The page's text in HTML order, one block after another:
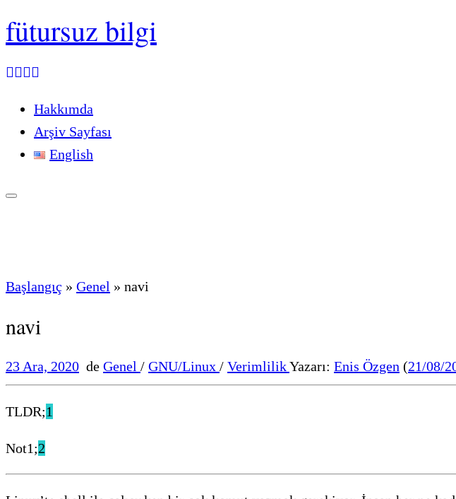
fütursuz bilgi
Hakkımda
Arşiv Sayfası
English
Başlangıç » Genel » navi
navi
23 Ara, 2020 de Genel / GNU/Linux / VerimlilikYazarı: Enis Özgen (21/08/
TLDR;1
Not1;2